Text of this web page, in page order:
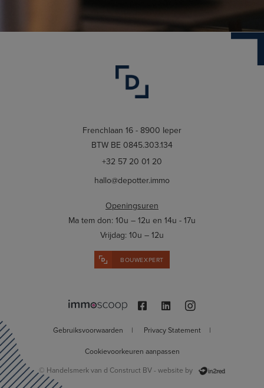
Frenchlaan 16 - 8900 Ieper
BTW BE 0845.303.134
+32 57 20 01 20
hallo@depotter.immo
Openingsuren
Ma tem don: 10u – 12u en 14u - 17u
Vrijdag: 10u – 12u
BOUWEXPERT
Gebruiksvoorwaarden | Privacy Statement |
Cookievoorkeuren aanpassen
© Handelsmerk van d Construct BV - website by